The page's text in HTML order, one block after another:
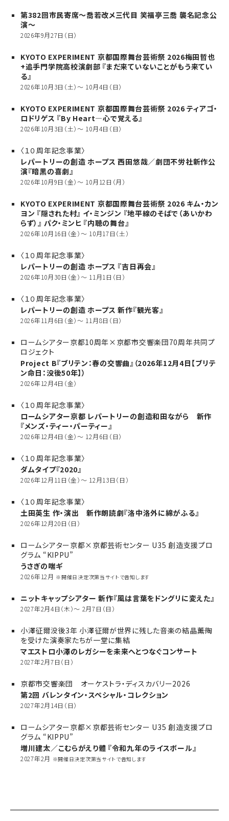
第382回市民寄席～喬若改メ三代目 笑福亭三喬 襲名記念公
演～
2026年9月27日（日）
KYOTO EXPERIMENT 京都国際舞台芸術祭 2026梅田哲也
+追手門学院高校演劇部 『まだ来ていないことがもう来てい
る』
2026年10月3日（土）～ 10月4日（日）
KYOTO EXPERIMENT 京都国際舞台芸術祭 2026 ティアゴ・
ロドリゲス 『By Heart—心で覚える』
2026年10月3日（土）～ 10月4日（日）
〈１０周年記念事業〉
レパートリーの創造 ホープス 西田悠哉／劇団不労社新作公
演『暗黒の喜劇』
2026年10月9日（金）～ 10月12日（月）
KYOTO EXPERIMENT 京都国際舞台芸術祭 2026 キム・カン
ヨン 『隠された村』 イ・ミンジン 『地平線のそばで（あいかわ
らず）』 パク・ミンヒ 『内聴の舞台』
2026年10月16日（金）～ 10月17日（土）
〈１０周年記念事業〉
レパートリーの創造 ホープス 『吉日再会』
2026年10月30日（金）～ 11月1日（日）
〈１０周年記念事業〉
レパートリーの創造 ホープス 新作『観光客』
2026年11月6日（金）～ 11月8日（日）
ロームシアター京都10周年×京都市交響楽団70周年共同プ
ロジェクト
Project B『ブリテン：春の交響曲』（2026年12月4日【ブリテ
ン命日：没後50年】）
2026年12月4日（金）
〈１０周年記念事業〉
ロームシアター京都 レパートリーの創造和田ながら 新作
『メンズ・ティー・パーティー』
2026年12月4日（金）～ 12月6日（日）
〈１０周年記念事業〉
ダムタイプ『2020』
2026年12月11日（金）～ 12月13日（日）
〈１０周年記念事業〉
土田英生 作・演出 新作朗読劇『洛中洛外に綿がふる』
2026年12月20日（日）
ロームシアター京都×京都芸術センター U35 創造支援プロ
グラム “KIPPU”
うさぎの喘ギ
2026年12月 ※開催日決定次第当サイトで告知します
ニットキャップシアター 新作『風は言葉をドングリに変えた』
2027年2月4日（木）～ 2月7日（日）
小澤征爾没後3年 小澤征爾が世界に残した音楽の結晶――薫陶
を受けた演奏家たちが一堂に集結
マエストロ小澤のレガシーを未来へとつなぐコンサート
2027年2月7日（日）
京都市交響楽団 オーケストラ・ディスカバリー2026
第2回 バレンタイン・スペシャル・コレクション
2027年2月14日（日）
ロームシアター京都×京都芸術センター U35 創造支援プロ
グラム “KIPPU”
増川建太／こむらがえり體 『令和九年のライスボール』
2027年2月 ※開催日決定次第当サイトで告知します